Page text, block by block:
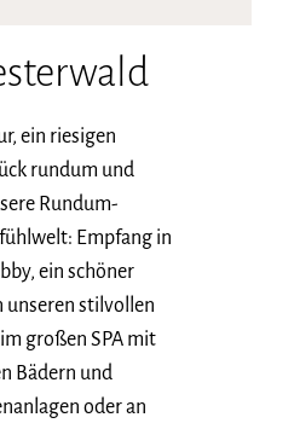
ein riesigen
rundum und
Rundum-
Empfang in
ein schöner
unseren stilvollen
großen SPA mit
Bädern und
oder an